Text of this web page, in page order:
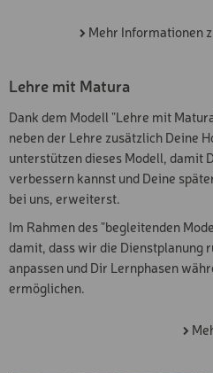
Mehr Informationen
Lehre mit Matura
Dank dem Modell "Lehre mit
neben der Lehre zusätzlich Deine
unterstützen dieses Modell, damit
verbessern kannst und Deine
bei uns, erweiterst.
Im Rahmen des "begleitenden
damit, dass wir die Dienstplanung
anpassen und Dir Lernphasen
ermöglichen.